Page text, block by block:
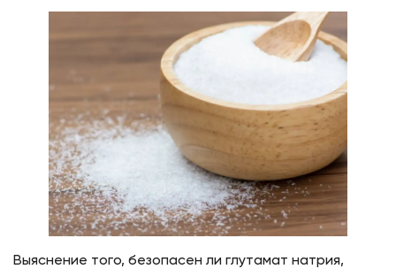
Выяснение того, безопасен ли глутамат натрия,